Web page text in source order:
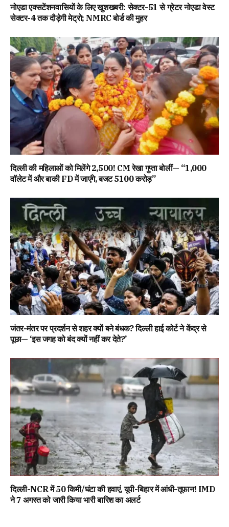
नोएडा एक्सटेंशनवासियों के लिए खुशखबरी: सेक्टर-51 से ग्रेटर नोएडा वेस्ट
सेक्टर-4 तक दौड़ेगी मेट्रो; NMRC बोर्ड की मुहर
दिल्ली की महिलाओं को मिलेंगे ₹2,500! CM रेखा गुप्ता बोलीं— “1,000
वॉलेट में और बाकी FD में जाएंगे, बजट ₹5100 करोड़”
जंतर-मंतर पर प्रदर्शन से शहर क्यों बने बंधक? दिल्ली हाई कोर्ट ने केंद्र से
पूछा— ‘इस जगह को बंद क्यों नहीं कर देते?’
दिल्ली-NCR में 50 किमी/घंटा की हवाएं, यूपी-बिहार में आंधी-तूफान! IMD
ने 7 अगस्त को जारी किया भारी बारिश का अलर्ट